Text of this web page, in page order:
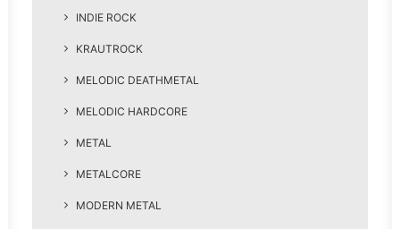
INDIE ROCK
KRAUTROCK
MELODIC DEATHMETAL
MELODIC HARDCORE
METAL
METALCORE
MODERN METAL